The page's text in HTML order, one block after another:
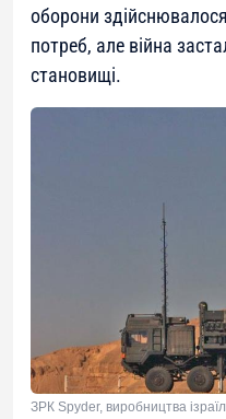
оборони
потреб, але війна
становищі.
ЗРК Spyder, виробництва